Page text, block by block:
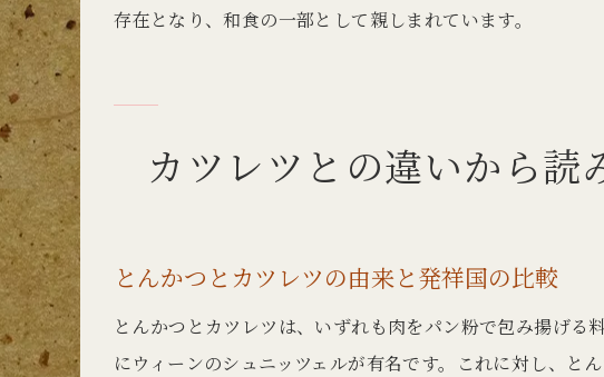
存在となり、和食の一部として親しまれています。
カツレツとの違いから読
とんかつとカツレツの由来と発祥国の比較
とんかつとカツレツは、いずれも肉をパン粉で包み揚げ
にウィーンのシュニッツェルが有名です。これに対し、と